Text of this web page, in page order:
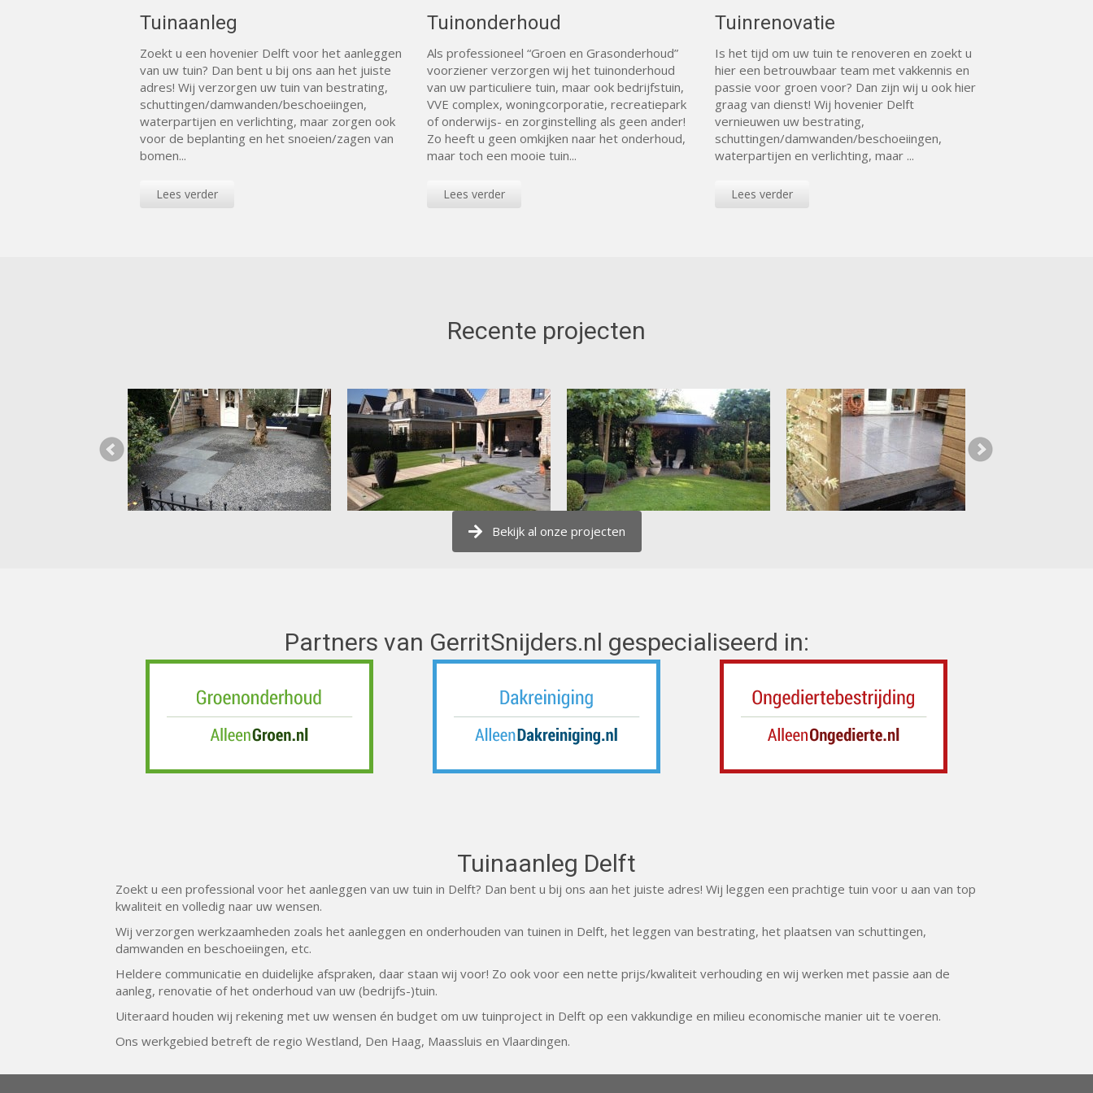
Tuinaanleg
Zoekt u een hovenier Delft voor het aanleggen
van uw tuin? Dan bent u bij ons aan het juiste
adres! Wij verzorgen uw tuin van bestrating,
schuttingen/damwanden/beschoeiingen,
waterpartijen en verlichting, maar zorgen ook
voor de beplanting en het snoeien/zagen van
bomen...
Lees verder
Tuinonderhoud
Als professioneel “Groen en Grasonderhoud”
voorziener verzorgen wij het tuinonderhoud
van uw particuliere tuin, maar ook bedrijfstuin,
VVE complex, woningcorporatie, recreatiepark
of onderwijs- en zorginstelling als geen ander!
Zo heeft u geen omkijken naar het onderhoud,
maar toch een mooie tuin...
Lees verder
Tuinrenovatie
Is het tijd om uw tuin te renoveren en zoekt u
hier een betrouwbaar team met vakkennis en
passie voor groen voor? Dan zijn wij u ook hier
graag van dienst! Wij hovenier Delft
vernieuwen uw bestrating,
schuttingen/damwanden/beschoeiingen,
waterpartijen en verlichting, maar ...
Lees verder
Recente projecten
Bekijk al onze projecten
Partners van GerritSnijders.nl gespecialiseerd in:
Tuinaanleg Delft
Zoekt u een professional voor het aanleggen van uw tuin in Delft? Dan bent u bij ons aan het juiste adres! Wij leggen een prachtige tuin voor u aan van top
kwaliteit en volledig naar uw wensen.
Wij verzorgen werkzaamheden zoals het aanleggen en onderhouden van tuinen in Delft, het leggen van bestrating, het plaatsen van schuttingen,
damwanden en beschoeiingen, etc.
Heldere communicatie en duidelijke afspraken, daar staan wij voor! Zo ook voor een nette prijs/kwaliteit verhouding en wij werken met passie aan de
aanleg, renovatie of het onderhoud van uw (bedrijfs-)tuin.
Uiteraard houden wij rekening met uw wensen én budget om uw tuinproject in Delft op een vakkundige en milieu economische manier uit te voeren.
Ons werkgebied betreft de regio Westland, Den Haag, Maassluis en Vlaardingen.